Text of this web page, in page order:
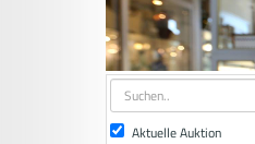
Aktuelle Auktion